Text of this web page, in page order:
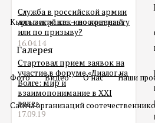
Кыргызский как иностранный
Галерея
Фото Видео О нас Наши
Сайты организаций
Служба в российской армии
для мигранта – по контракту
или по призыву?
16.04.14
Стартовал прием заявок на
участие в форуме «Диалог на
Волге: мир и
взаимопонимание в XXI
веке»
17.09.19